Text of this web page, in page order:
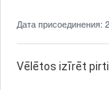
Дата присоединения:
Vēlētos izīrēt pirti